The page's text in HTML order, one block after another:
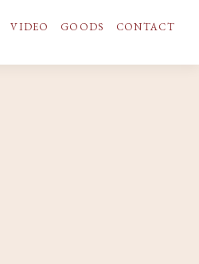
VIDEO GOODS CONTACT